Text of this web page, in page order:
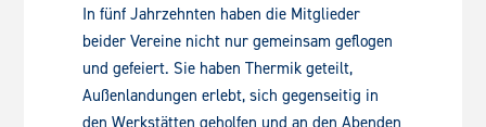
In fünf Jahrzehnten haben die Mitglieder
beider Vereine nicht nur gemeinsam geflogen
und gefeiert. Sie haben Thermik geteilt,
Außenlandungen erlebt, sich gegenseitig in
den Werkstätten geholfen und an den Abenden